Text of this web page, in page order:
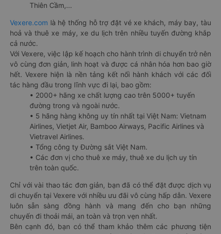
Thiên Cầm,...
Vexere.com là hệ thống hỗ trợ đặt vé xe khách, máy bay, tàu
hoả và thuê xe máy, xe du lịch trên nhiều tuyến đường khắp
cả nước.
Với Vexere, việc lập kế hoạch cho hành trình di chuyển trở nên
vô cùng đơn giản, linh hoạt và được cá nhân hóa hơn bao giờ
hết. Vexere hiện là nền tảng kết nối hành khách với các đối
tác hàng đầu trong lĩnh vực đi lại, bao gồm:
• 2000+ hãng xe chất lượng cao trên 5000+ tuyến
đường trong và ngoài nước.
• 5 hãng hàng không uy tín nhất tại Việt Nam: Vietnam
Airlines, Vietjet Air, Bamboo Airways, Pacific Airlines và
Vietravel Airlines.
• Tổng công ty Đường sắt Việt Nam.
• Các đơn vị cho thuê xe máy, thuê xe du lịch uy tín
trên toàn quốc.
Chỉ với vài thao tác đơn giản, bạn đã có thể đặt được dịch vụ
di chuyển tại Vexere với nhiều ưu đãi vô cùng hấp dẫn. Vexere
luôn sẵn sàng đồng hành và mang đến cho bạn những
chuyến đi thoải mái, an toàn và trọn vẹn nhất.
Bên cạnh đó, bạn có thể tham khảo thêm các phương tiện